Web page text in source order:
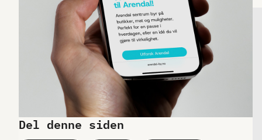
Del denne siden